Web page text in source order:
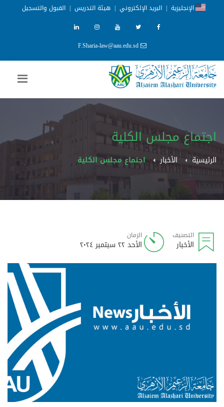
الإنجليزية | البريد الإلكتروني | هيئة التدريس | القبول والتسجيل
F.Sharia-law@aau.edu.sd
اجتماع مجلس الكلية
الرئيسية الأخبار اجتماع مجلس الكلية
التصنيف
الأخبار
الزمان
الأحد ٢٢ سبتمبر ٢٠٢٤